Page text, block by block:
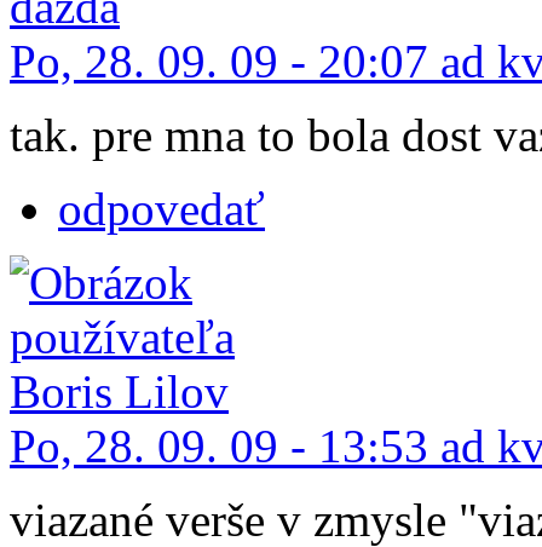
Po, 28. 09. 09 - 20:07 ad
tak. pre mna to bola dost
odpovedať
Po, 28. 09. 09 - 13:53 ad
viazané verše v zmysle